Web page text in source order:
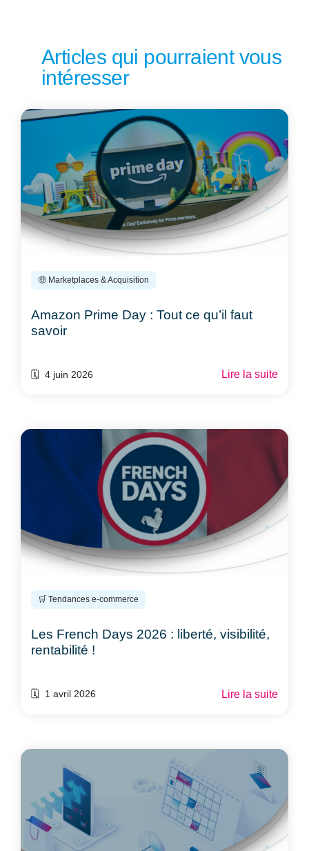
Articles qui pourraient vous
intéresser
🤑 Marketplaces & Acquisition
Amazon Prime Day : Tout ce qu’il faut
savoir
🗓️ 4 juin 2026 Lire la suite
🛒 Tendances e-commerce
Les French Days 2026 : liberté, visibilité,
rentabilité !
🗓️ 1 avril 2026 Lire la suite